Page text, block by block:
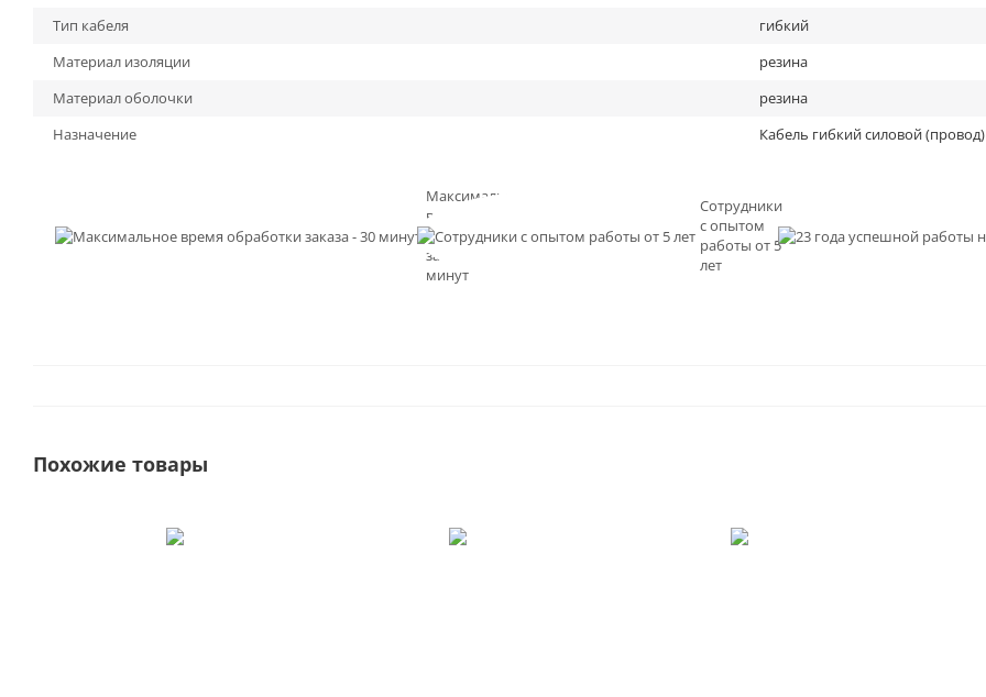
Тип кабеля
гибкий
Материал изоляции
резина
Материал оболочки
резина
Назначение
Кабель гибкий силовой (провод)
Максимальное
время
обработки
заказа - 30
минут
Сотрудники
с опытом
работы от 5
лет
Похожие товары